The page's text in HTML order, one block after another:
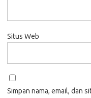
Situs Web
Simpan nama, email, dan